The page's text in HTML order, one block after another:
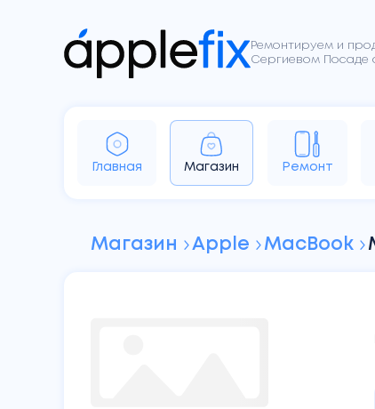
Ремонтируем и
Сергиевом Посаде с
Главная Магазин Ремонт
iPhone iPad Apple Watch
Магазин Apple MacBook